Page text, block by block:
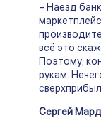
– Наезд
всё это
Поэтому,
рукам.
Сергей